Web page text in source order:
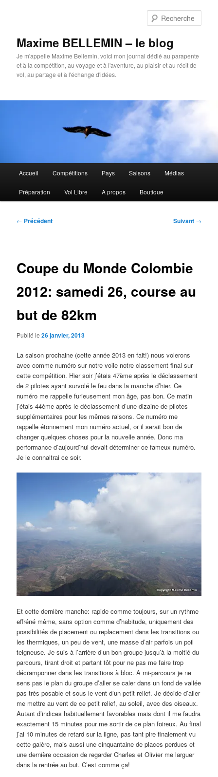
Maxime BELLEMIN – le blog
Je m'appelle Maxime Bellemin, voici mon journal dédié au parapente
et à la compétition, au voyage et à l'aventure, au plaisir et au récit de
vol, au partage et à l'échange d'idées.
principal
Accueil Compétitions Pays Saisons Médias
Préparation Vol Libre A propos Boutique
Navigation
← Précédent Suivant →
Coupe du Monde Colombie
2012: samedi 26, course au
but de 82km
Publié le26 janvier, 2013
La saison prochaine (cette année 2013 en fait!) nous volerons
avec comme numéro sur notre voile notre classement final sur
cette compétition. Hier soir j’étais 47ème après le déclassement
de 2 pilotes ayant survolé le feu dans la manche d’hier. Ce
numéro me rappelle furieusement mon âge, pas bon. Ce matin
j’étais 44ème après le déclassement d’une dizaine de pilotes
supplémentaires pour les mêmes raisons. Ce numéro me
rappelle étonnement mon numéro actuel, or il serait bon de
changer quelques choses pour la nouvelle année. Donc ma
performance d’aujourd’hui devait déterminer ce fameux numéro.
Je le connaitrai ce soir.
Et cette dernière manche: rapide comme toujours, sur un rythme
effréné même, sans option comme d’habitude, uniquement des
possibilités de placement ou replacement dans les transitions ou
les thermiques, un peu de vent, une masse d’air parfois un poil
teigneuse. Je suis à l’arrière d’un bon groupe jusqu’à la moitié du
parcours, tirant droit et partant tôt pour ne pas me faire trop
décramponner dans les transitions à bloc. A mi-parcours je ne
sens pas le plan du groupe d’aller se caler dans un fond de vallée
pas très posable et sous le vent d’un petit relief. Je décide d’aller
me mettre au vent de ce petit relief, au soleil, avec des oiseaux.
Autant d’indices habituellement favorables mais dont il me faudra
exactement 15 minutes pour me sortir de ce plan foireux. Au final
j’ai 10 minutes de retard sur la ligne, pas tant pire finalement vu
cette galère, mais aussi une cinquantaine de places perdues et
une dernière occasion de regarder Charles et Olivier me larguer
dans la rentrée au but. C’est comme ça!